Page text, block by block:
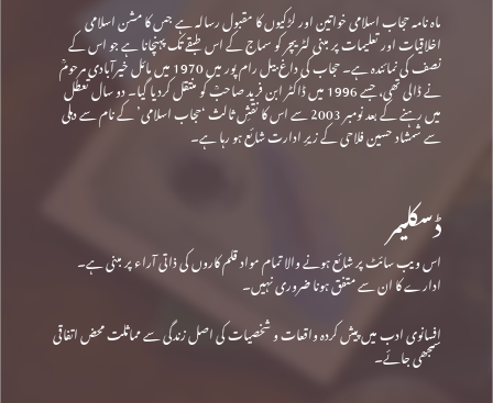
ماہ نامہ حجاب اسلامی خواتین اور لڑکیوں کا مقبول رسالہ ہے جس کا مشن اسلامی
اخلاقیات اور تعلیمات پر مبنی لٹریچر کو سماج کے اس طبقے تک پہنچانا ہے جو اس کے
نصف کی نمائندہ ہے۔ حجاب کی داغ بیل رام پور میں 1970 میں مائل خیرآبادی مرحومؒ
نے ڈالی تھی، جسے 1996 میں ڈاکٹر ابن فرید صاحبؒ کو منتقل کردیا گیا۔ دو سال تعطل
میں رہنے کے بعد نومبر 2003 سے اس کا نقشِ ثالث ‘حجاب اسلامی’ کے نام سے دہلی
سے شمشاد حسین فلاحی کے زیرِ ادارت شائع ہو رہا ہے۔
ڈسکلیمر
اس ویب سائٹ پر شائع ہونے والا تمام مواد قلم کاروں کی ذاتی آراء پر مبنی ہے۔
ادارے کا ان سے متفق ہونا ضروری نہیں۔
افسانوی ادب میں پیش کردہ واقعات و شخصیات کی اصل زندگی سے مماثلت محض اتفاقی
سمجھی جائے۔